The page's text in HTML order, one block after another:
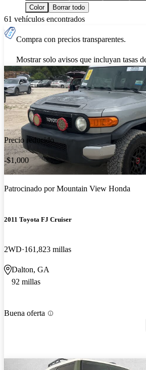
Color
Borrar todo
61 vehículos encontrados
Compra con precios transparentes.
Mostrar solo avisos que incluyan tasas
Precio reducido
-$1,000
Patrocinado porMountain View Honda
2011 Toyota FJ Cruiser
2WD 161,823 millas
Dalton, GA
92 millas
Buena oferta